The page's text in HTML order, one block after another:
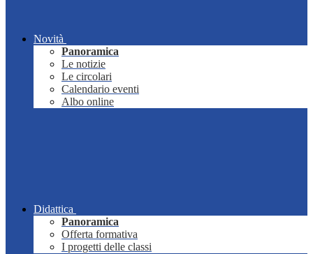
Novità
Panoramica
Le notizie
Le circolari
Calendario eventi
Albo online
Didattica
Panoramica
Offerta formativa
I progetti delle classi